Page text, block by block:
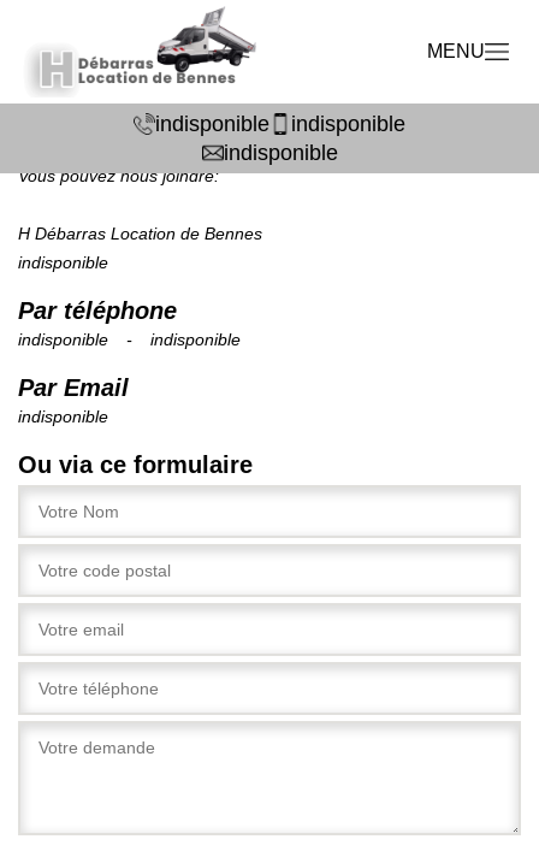
MENU
indisponible
indisponible
indisponible
CONTACTEZ NOUS
Vous avez des questions ? n'hésitez pas à nous demander, nous
vous répondrons dans les meilleurs délais.
Vous pouvez nous joindre:
H Débarras Location de Bennes
indisponible
Par téléphone
indisponible - indisponible
Par Email
indisponible
Ou via ce formulaire